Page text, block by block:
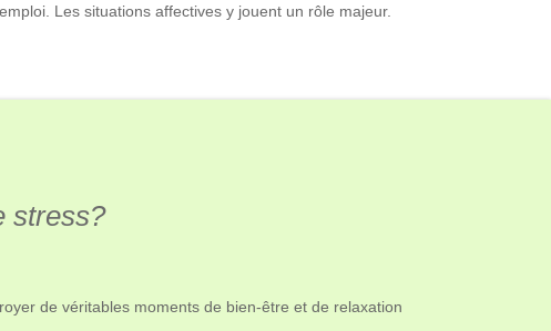
Les situations affectives y jouent un rôle majeur.
stress?
de véritables moments de bien-être et de relaxation